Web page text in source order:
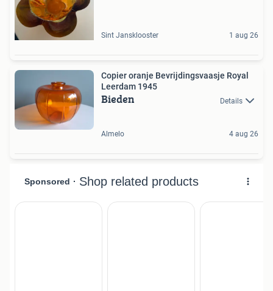
Sint Jansklooster 1 aug 26
Copier oranje Bevrijdingsvaasje Royal
Leerdam 1945
Bieden Details
Almelo 4 aug 26